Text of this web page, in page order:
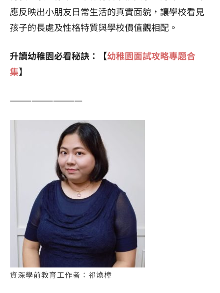
應反映出小朋友日常生活的真實面貌，讓學校看見
孩子的長處及性格特質與學校價值觀相配。
升讀幼稚園必看秘訣：【幼稚園面試攻略專題合
集】
——————————
資深學前教育工作者：祁煥樟